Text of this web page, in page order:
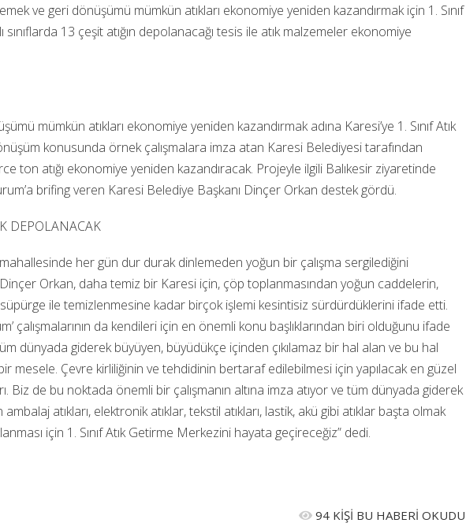
ve geri dönüşümü mümkün atıkları ekonomiye yeniden kazandırmak için 1. Sınıf
13 çeşit atığın depolanacağı tesis ile atık malzemeler ekonomiye
mümkün atıkları ekonomiye yeniden kazandırmak adına Karesi’ye 1. Sınıf Atık
konusunda örnek çalışmalara imza atan Karesi Belediyesi tarafından
ton atığı ekonomiye yeniden kazandıracak. Projeyle ilgili Balıkesir ziyaretinde
brifing veren Karesi Belediye Başkanı Dinçer Orkan destek gördü.
DEPOLANACAK
her gün dur durak dinlemeden yoğun bir çalışma sergilediğini
Orkan, daha temiz bir Karesi için, çöp toplanmasından yoğun caddelerin,
süpürge ile temizlenmesine kadar birçok işlemi kesintisiz sürdürdüklerini ifade etti.
çalışmalarının da kendileri için en önemli konu başlıklarından biri olduğunu ifade
dünyada giderek büyüyen, büyüdükçe içinden çıkılamaz bir hal alan ve bu hal
mesele. Çevre kirliliğinin ve tehdidinin bertaraf edilebilmesi için yapılacak en güzel
Biz de bu noktada önemli bir çalışmanın altına imza atıyor ve tüm dünyada giderek
atıkları, elektronik atıklar, tekstil atıkları, lastik, akü gibi atıklar başta olmak
için 1. Sınıf Atık Getirme Merkezini hayata geçireceğiz” dedi.
94 KİŞİ BU HABERİ OKUDU